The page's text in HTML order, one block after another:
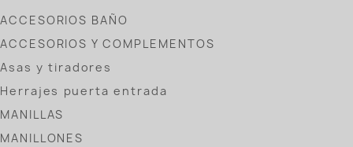
ACCESORIOS BAÑO
ACCESORIOS Y COMPLEMENTOS
Asas y tiradores
Herrajes puerta entrada
MANILLAS
MANILLONES